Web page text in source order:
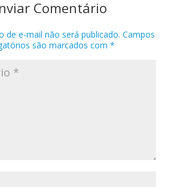
Comentário
de e-mail não será publicado. Campos
são marcados com*